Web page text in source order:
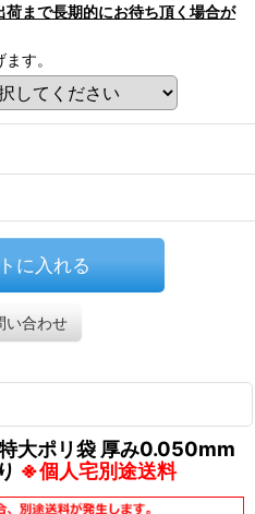
荷まで長期的にお待ち頂く場合が
す。
に入れる
い合わせ
大ポリ袋 厚み0.050mm
※個人宅別途送料